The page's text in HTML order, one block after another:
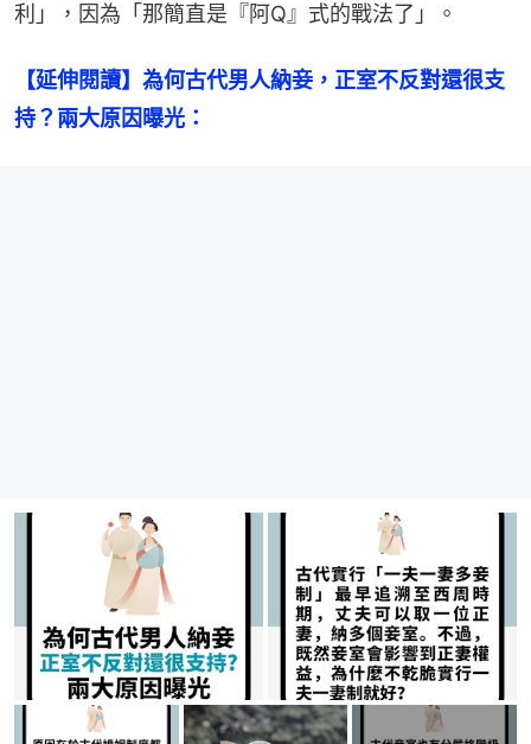
利」，因為「那簡直是『阿Q』式的戰法了」。
【延伸閱讀】為何古代男人納妾，正室不反對還很支
持？兩大原因曝光：